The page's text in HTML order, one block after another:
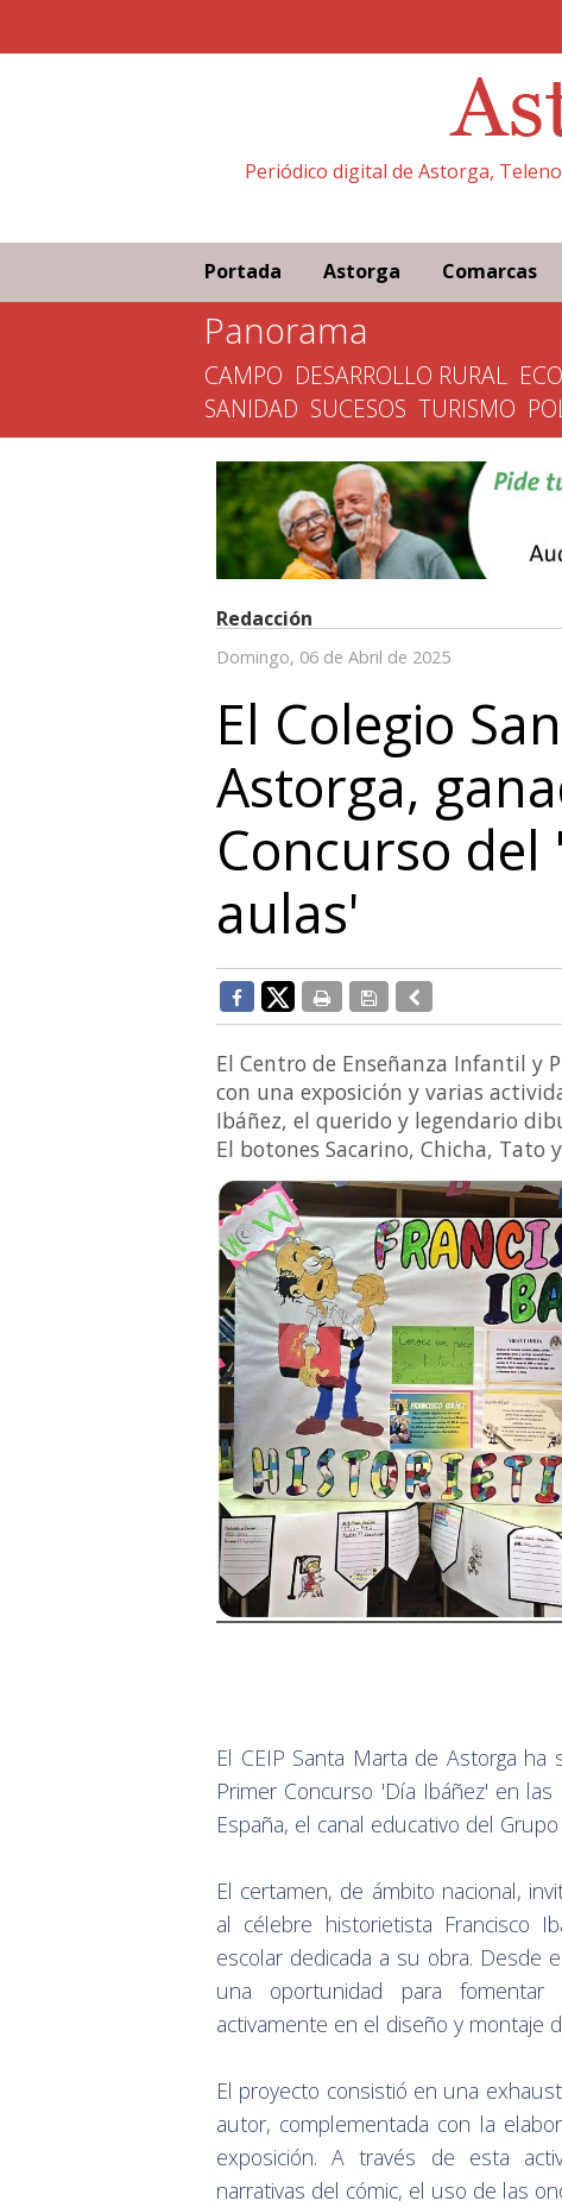
Periódico digital de Astorga,
Portada Astorga Comarcas
Panorama
CAMPO DESARROLLO RURAL
SANIDAD SUCESOS TURISMO
Redacción
Domingo, 06 de Abril de 2025
El Colegio
Astorga,
Concurso del
aulas'
El Centro de Enseñanza Infantil
con una exposición y varias
Ibáñez, el querido y legendario
El botones Sacarino, Chicha, Tato
El CEIP Santa Marta de Astorga
Primer Concurso 'Día Ibáñez' en
España, el canal educativo del
El certamen, de ámbito nacional,
al célebre historietista Francisco
escolar dedicada a su obra. Desde
una oportunidad para
activamente en el diseño y montaje
El proyecto consistió en una
autor, complementada con la
exposición. A través de esta
narrativas del cómic, el uso de las